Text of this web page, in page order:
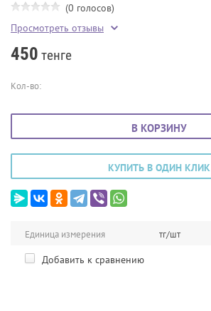
(0 голосов)
Просмотреть отзывы
450 тенге
Кол-во:
В КОРЗИНУ
КУПИТЬ В ОДИН КЛИК
Единица измерения тг/шт
Добавить к сравнению